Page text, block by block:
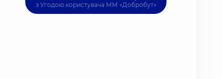
з Угодою користувача ММ «Добробут»